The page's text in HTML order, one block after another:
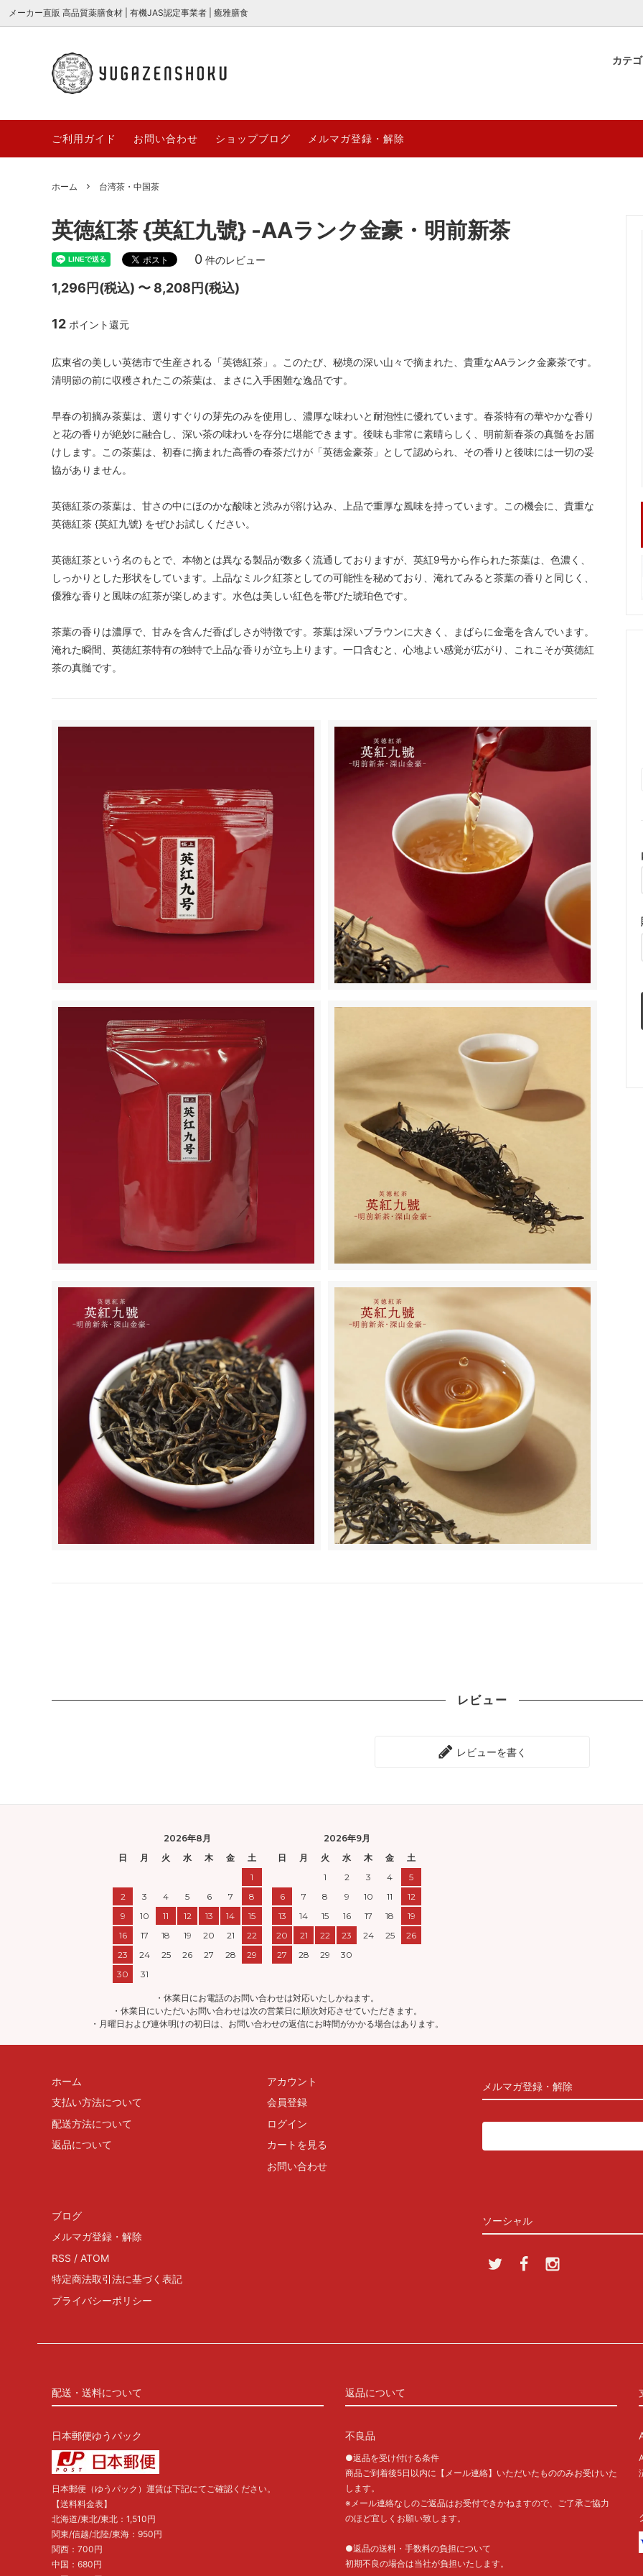
メーカー直販 高品質薬膳食材 | 有機JAS認定事業者 | 癒雅膳食
カテ
美麗花茶 糖水＆煲湯
お取り寄せギフト
台湾茶・中国茶 無添加ドライフルーツ YUGA PRO (業務用)
YUGAパティシエ
業務用対応商品 ～1000円
2026年8月営業日
る効能効果の違いを徹底分析
とは？
【薬膳×ダイエット】痩せたいあなたに
とは？
ご利用ガイド お問い合わせ ショップブログ メルマガ登録・解除
ホーム 台湾茶・中国茶
英徳紅茶 {英紅九號} -AAランク金豪・明前新茶
0 件のレビュー
1,296円(税込) 〜 8,208円(税込)
12 ポイント還元
広東省の美しい英徳市で生産される「英徳紅茶」。このたび、秘境の深い山々で摘まれた、貴重なAAランク金豪茶です。
清明節の前に収穫されたこの茶葉は、まさに入手困難な逸品です。
早春の初摘み茶葉は、選りすぐりの芽先のみを使用し、濃厚な味わいと耐泡性に優れています。春茶特有の華やかな香り
と花の香りが絶妙に融合し、深い茶の味わいを存分に堪能できます。後味も非常に素晴らしく、明前新春茶の真髄をお届
けします。この茶葉は、初春に摘まれた高香の春茶だけが「英徳金豪茶」として認められ、その香りと後味には一切の妥
協がありません。
英徳紅茶の茶葉は、甘さの中にほのかな酸味と渋みが溶け込み、上品で重厚な風味を持っています。この機会に、貴重な
英徳紅茶 {英紅九號} をぜひお試しください。
英徳紅茶という名のもとで、本物とは異なる製品が数多く流通しておりますが、英紅9号から作られた茶葉は、色濃く、
しっかりとした形状をしています。上品なミルク紅茶としての可能性を秘めており、淹れてみると茶葉の香りと同じく、
優雅な香りと風味の紅茶が楽しめます。水色は美しい紅色を帯びた琥珀色です。
茶葉の香りは濃厚で、甘みを含んだ香ばしさが特徴です。茶葉は深いブラウンに大きく、まばらに金毫を含んでいます。
淹れた瞬間、英徳紅茶特有の独特で上品な香りが立ち上ります。一口含むと、心地よい感覚が広がり、これこそが英徳紅
茶の真髄です。
レビュー
レビューを書く
2026年8月
日
月 火 水 木 金
土
1
2
3 4 5 6 7
8
9
10 11 12 13 14
15
16
17 18 19 20 21
22
23
24 25 26 27 28
29
30
31
2026年9月
日
月 火 水 木 金
土
1
2 3 4
5
6
7 8 9 10 11
12
13
14 15 16 17 18
19
20
21 22 23 24 25
26
27
28 29 30
・休業日にお電話のお問い合わせは対応いたしかねます。
・休業日にいただいお問い合わせは次の営業日に順次対応させていただきます。
・月曜日および連休明けの初日は、お問い合わせの返信にお時間がかかる場合はあります。
メルマガ登録・解除
ホーム
支払い方法について
配送方法について
返品について
アカウント
会員登録
ログイン
カートを見る
お問い合わせ
ソーシャル
ブログ
メルマガ登録・解除
RSS / ATOM
特定商法取引法に基づく表記
プライバシーポリシー
配送・送料について
日本郵便ゆうパック
日本郵便（ゆうパック）運賃は下記にてご確認ください。
【送料料金表】
北海道/東北/東北：1,510円
関東/信越/北陸/東海：950円
関西：700円
中国：680円
返品について
不良品
●返品を受け付ける条件
商品ご到着後5日以内に【メール連絡】いただいたもののみお受けいた
します。
※メール連絡なしのご返品はお受付できかねますので、ご了承ご協力
のほど宜しくお願い致します。
●返品の送料・手数料の負担について
初期不良の場合は当社が負担いたします。